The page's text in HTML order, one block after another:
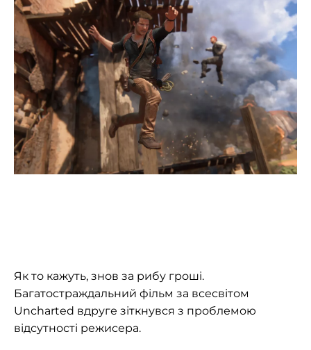
Як то кажуть, знов за рибу гроші.
Багатостраждальний фільм за всесвітом
Uncharted вдруге зіткнувся з проблемою
відсутності режисера.